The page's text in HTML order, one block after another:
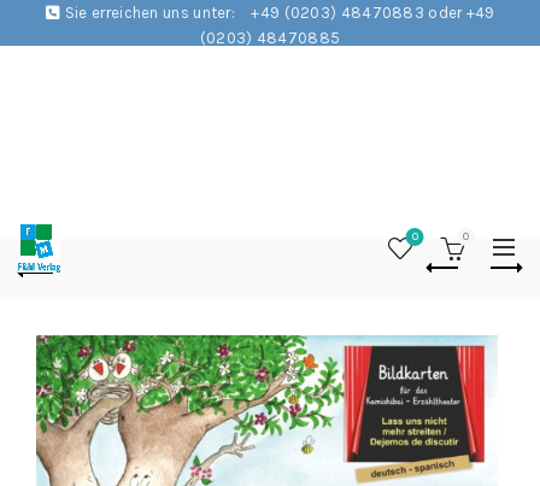
Sie erreichen uns unter:
+49 (0203) 48470883 oder +49
(0203) 48470885
0 0